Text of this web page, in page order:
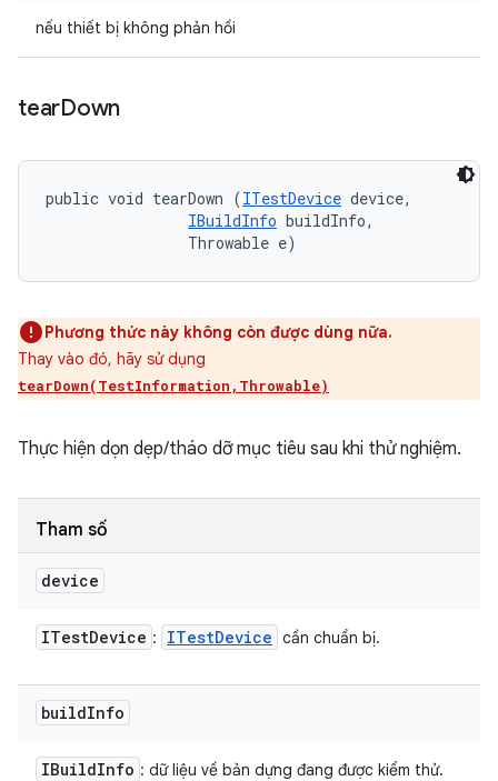
nếu thiết bị không phản hồi
tearDown
public void tearDown (ITestDevice device,
IBuildInfo buildInfo,
                Throwable e)
Phương thức này không còn được dùng nữa.
Thay vào đó, hãy sử dụng
tearDown(TestInformation,Throwable)
Thực hiện dọn dẹp/tháo dỡ mục tiêu sau khi thử nghiệm.
Tham số
device
ITestDevice : ITestDevice cần chuẩn bị.
buildInfo
IBuildInfo : dữ liệu về bản dựng đang được kiểm thử.